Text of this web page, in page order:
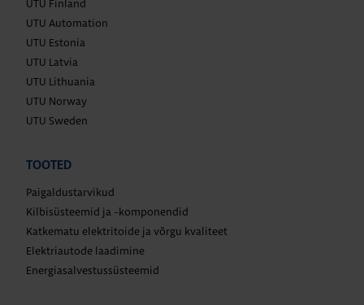
UTU Finland
UTU Automation
UTU Estonia
UTU Latvia
UTU Lithuania
UTU Norway
UTU Sweden
TOOTED
Paigaldustarvikud
Kilbisüsteemid ja -komponendid
Katkematu elektritoide ja võrgu kvaliteet
Elektriautode laadimine
Energiasalvestussüsteemid